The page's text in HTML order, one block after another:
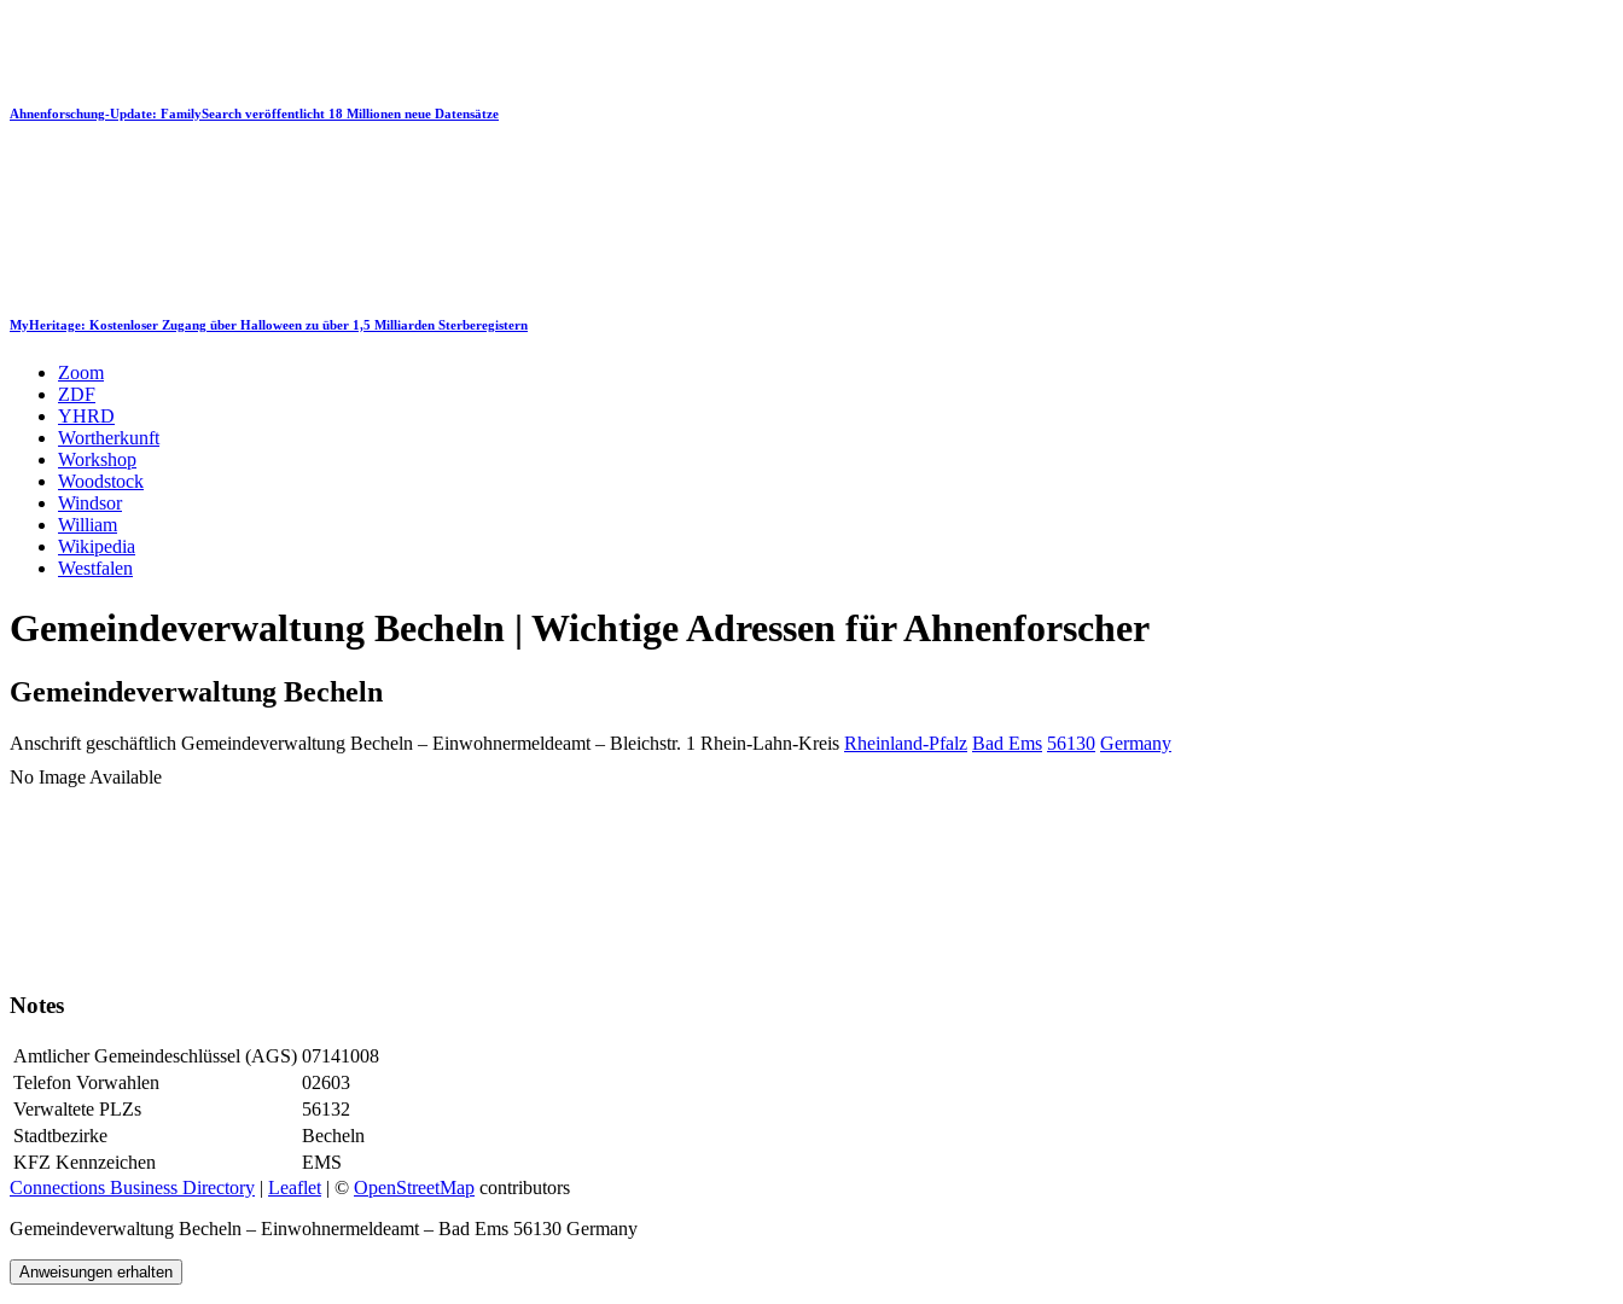
Ahnenforschung-Update: FamilySearch veröffentlicht 18 Millionen neue Datensätze
MyHeritage: Kostenloser Zugang über Halloween zu über 1,5 Milliarden Sterberegistern
Zoom
ZDF
YHRD
Wortherkunft
Workshop
Woodstock
Windsor
William
Wikipedia
Westfalen
Gemeindeverwaltung Becheln | Wichtige Adressen für Ahnenforscher
Gemeindeverwaltung Becheln
Anschrift geschäftlich Gemeindeverwaltung Becheln – Einwohnermeldeamt – Bleichstr. 1 Rhein-Lahn-Kreis Rheinland-Pfalz Bad Ems 56130 Germany
No Image Available
Notes
Amtlicher Gemeindeschlüssel (AGS) 07141008
Telefon Vorwahlen
02603
Verwaltete PLZs
56132
Stadtbezirke
Becheln
KFZ Kennzeichen
EMS
Connections Business Directory | Leaflet | © OpenStreetMap contributors
Gemeindeverwaltung Becheln – Einwohnermeldeamt – Bad Ems 56130 Germany
Anweisungen erhalten